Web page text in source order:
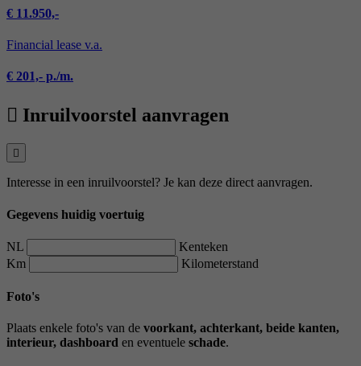
€ 11.950,-
Financial lease v.a.
€ 201,- p./m.
Inruilvoorstel aanvragen
Interesse in een inruilvoorstel? Je kan deze direct aanvragen.
Gegevens huidig voertuig
NL
Kenteken
Km
Kilometerstand
Foto's
Plaats enkele foto's van de voorkant, achterkant, beide kanten,
interieur, dashboard en eventuele schade.